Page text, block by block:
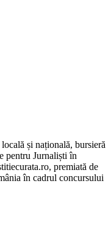
și națională, bursieră
pentru Jurnaliști în
premiată de
în cadrul concursului